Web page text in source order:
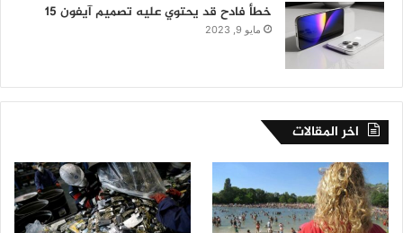
خطأ فادح قد يحتوي عليه تصميم آيفون 15
مايو 9, 2023
اخر المقالات